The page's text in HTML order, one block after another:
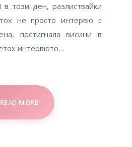
този ден, разлиствайки
не просто интервю с
постигнала висини в
интервюто…
READ MORE